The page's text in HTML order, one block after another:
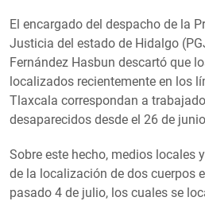
El encargado del despacho de la
Justicia del estado de Hidalgo
Fernández Hasbun descartó que
localizados recientemente en los
Tlaxcala correspondan a
desaparecidos desde el 26 de
Sobre este hecho, medios locales
de la localización de dos cuerpos
pasado 4 de julio, los cuales se